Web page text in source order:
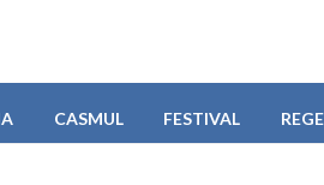
CASMUL FESTIVAL